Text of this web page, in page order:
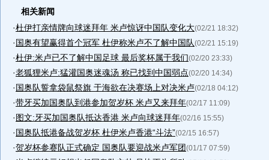
相关新闻
·杜伊打亲情牌向球迷拜年 米卢惊讶中国队变化大(02/21 18:32)
·国奥有望赢得首个冠军 杜伊称米卢不了解中国队(02/21 15:19)
·杜伊:米卢已不了解中国足球 最后奖杯属于我们(02/20 23:33)
·老狐狸米卢:猛灌国奥迷魂汤 称已找到中国弱点(02/20 14:34)
·国奥队誓拿袋鼠祭旗 于海欲在决赛场上对决米卢(02/18 04:12)
·带牙买加国奥队到港参加贺岁杯 米卢又来拜年(02/17 11:09)
·图文:牙买加国奥队抵达香港 米卢向球迷拜年(02/16 15:55)
·国奥队抵港备战贺岁杯 杜伊米卢香港“斗法”(02/15 16:57)
·贺岁杯参赛队正式确定 国奥队要迎战米卢军团(01/17 07:59)